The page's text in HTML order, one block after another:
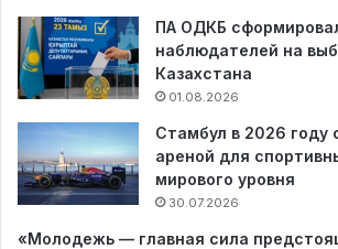
ПА ОДКБ
наблюдателей на
Казахстана
01.08.2026
Стамбул в 2026 году
ареной для
мирового уровня
30.07.2026
«Молодежь — главная сила